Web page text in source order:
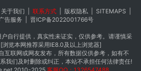
关于我们 联系方式| 版权隐私| SITEMAPS
告服务 晋ICP备2022001766号
自行提供，真实性未证实，仅供参考。请谨慎采
浏览本网推荐采用IE8.0及以上浏览器]
互联网或网友发布，所有数据仅供参考，如有不
我们及时删除或纠正，本站不承担任何法律责任!